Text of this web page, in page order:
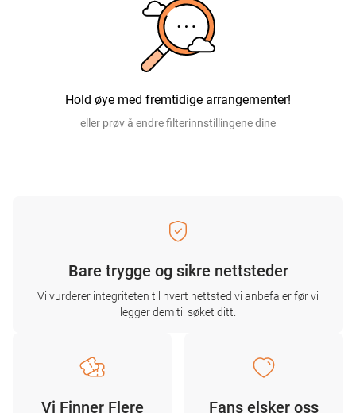
Hold øye med fremtidige arrangementer!
eller prøv å endre filterinnstillingene dine
Bare trygge og sikre nettsteder
Vi vurderer integriteten til hvert nettsted vi anbefaler før vi
legger dem til søket ditt.
Vi Finner Flere
Fans elsker oss